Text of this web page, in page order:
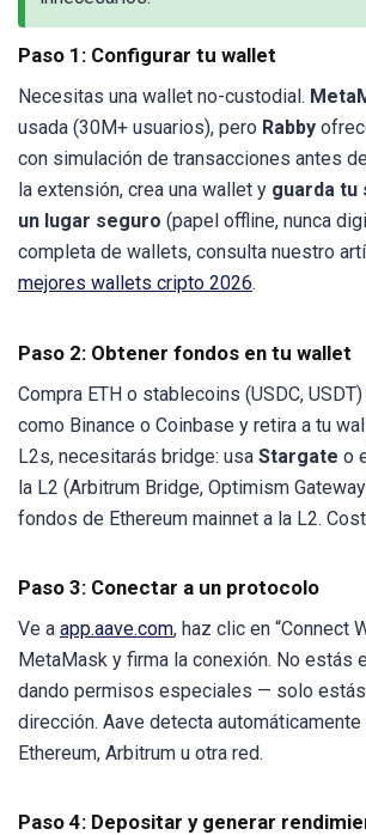
Paso 1: Configurar tu wallet
Necesitas una wallet no-custodial.
usada (30M+ usuarios), pero Rabby
con simulación de transacciones antes
la extensión, crea una wallet y guarda tu
un lugar seguro (papel offline, nunca
completa de wallets, consulta nuestro
mejores wallets cripto 2026.
Paso 2: Obtener fondos en tu wallet
Compra ETH o stablecoins (USDC,
como Binance o Coinbase y retira a tu
L2s, necesitarás bridge: usa Stargate o
la L2 (Arbitrum Bridge, Optimism
fondos de Ethereum mainnet a la L2.
Paso 3: Conectar a un protocolo
Ve a app.aave.com, haz clic en “Connect
MetaMask y firma la conexión. No estás
dando permisos especiales — solo
dirección. Aave detecta
Ethereum, Arbitrum u otra red.
Paso 4: Depositar y generar